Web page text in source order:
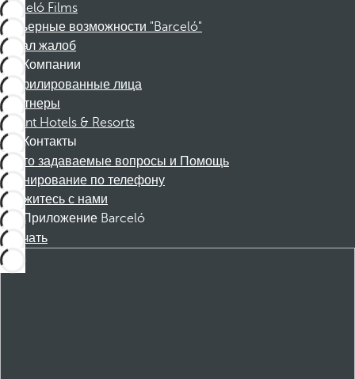
Barceló Films
Карьерные возможности "Barceló"
Канал жалоб
Компании
Аффилированные лица
Партнеры
Dorint Hotels & Resorts
Контакты
Часто задаваемые вопросы и Помощь
Бронирование по телефону
Свяжитесь с нами
Приложение Barceló
Скачать